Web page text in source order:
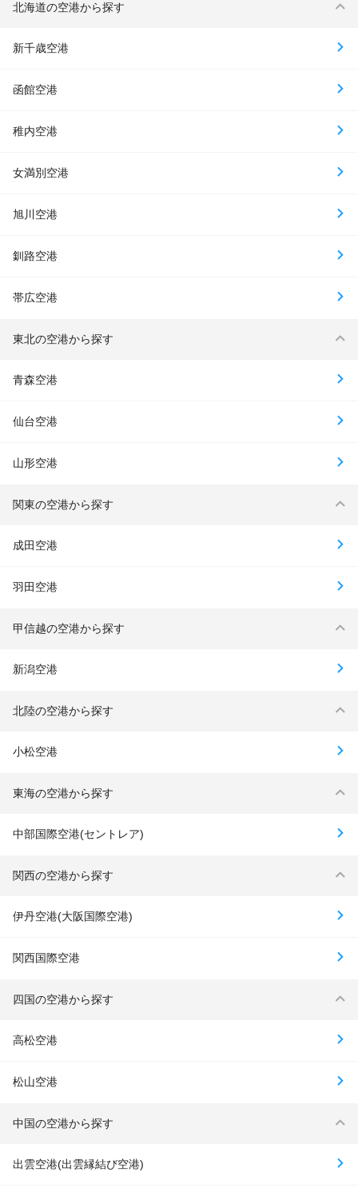
北海道の空港から探す
新千歳空港
函館空港
稚内空港
女満別空港
旭川空港
釧路空港
帯広空港
東北の空港から探す
青森空港
仙台空港
山形空港
関東の空港から探す
成田空港
羽田空港
甲信越の空港から探す
新潟空港
北陸の空港から探す
小松空港
東海の空港から探す
中部国際空港(セントレア)
関西の空港から探す
伊丹空港(大阪国際空港)
関西国際空港
四国の空港から探す
高松空港
松山空港
中国の空港から探す
出雲空港(出雲縁結び空港)